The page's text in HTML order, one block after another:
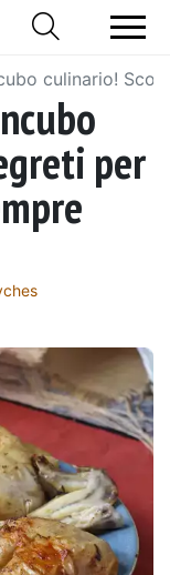
culinario!
per